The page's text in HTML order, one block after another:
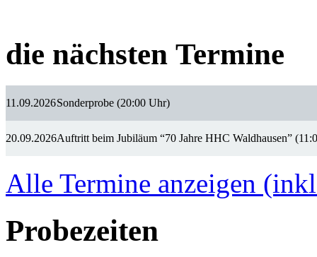
die nächsten Termine
11.09.2026Sonderprobe (20:00 Uhr)
20.09.2026Auftritt beim Jubiläum “70 Jahre HHC Waldhausen”
Alle Termine anzeigen
Probezeiten